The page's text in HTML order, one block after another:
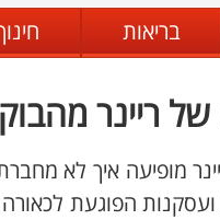
בריאות
ריינר
מופיעה איך לא
הפוגעת לכאורה